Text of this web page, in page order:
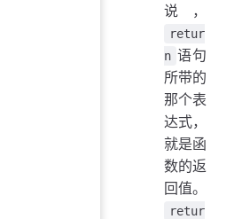
说，
retur
n 语句
所带的
那个表
达式，
就是函
数的返
回值。
retur